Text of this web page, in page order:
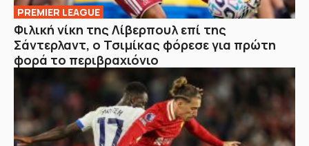
PREMIER LEAGUE
Φιλική νίκη της Λίβερπουλ επί της
Σάντερλαντ, ο Τσιμίκας φόρεσε για πρώτη
φορά το περιβραχιόνιο